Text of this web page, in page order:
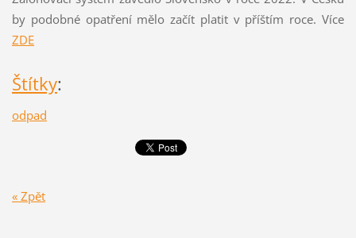
by podobné opatření mělo začít platit v příštím roce. Více
ZDE
Štítky:
odpad
« Zpět